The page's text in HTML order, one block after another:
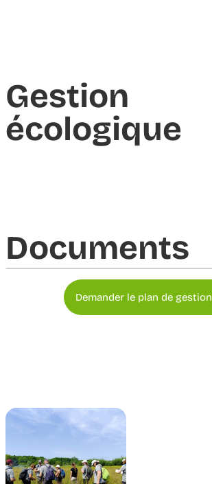
Gestion
écologique
Documents​
Demander le plan de gestion